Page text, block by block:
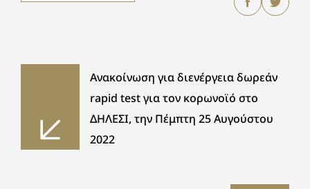
Ανακοίνωση για διενέργεια δωρεάν
rapid test για τον κορωνοϊό στο
ΔΗΛΕΣΙ, την Πέμπτη 25 Αυγούστου
2022